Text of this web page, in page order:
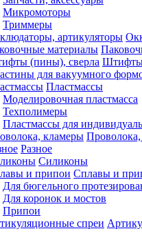
Микромоторы
Триммеры
Штифты
Пластмассы
Моделировочная пластмасса
Техполимеры
Пластмассы для
Разное
Силиконы
Сплавы и
Для бюгельного
Для коронок и мостов
Припои